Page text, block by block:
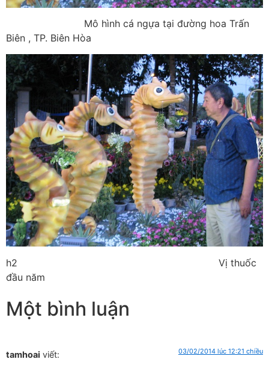
Mô hình cá ngựa tại đường hoa Trấn
Biên , TP. Biên Hòa
h2 Vị thuốc
đầu năm
Một bình luận
tamhoai viết: 03/02/2014 lúc 12:21 chiều